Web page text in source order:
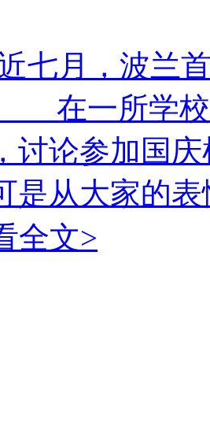
月，波兰首
一所学校
讨论参加
是从大家的
全文>